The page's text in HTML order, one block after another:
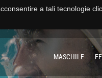
MASCHILE
a tali tecnologie